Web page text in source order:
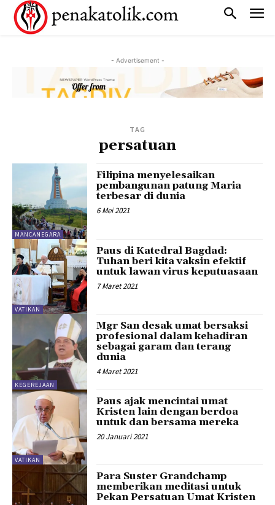
- Advertisement -
TAG
persatuan
MANCANEGARA
Filipina menyelesaikan
pembangunan patung Maria
terbesar di dunia
6 Mei 2021
VATIKAN
Paus di Katedral Bagdad:
Tuhan beri kita vaksin efektif
untuk lawan virus keputuasaan
7 Maret 2021
KEGEREJAAN
Mgr San desak umat bersaksi
profesional dalam kehadiran
sebagai garam dan terang
dunia
4 Maret 2021
VATIKAN
Paus ajak mencintai umat
Kristen lain dengan berdoa
untuk dan bersama mereka
20 Januari 2021
Para Suster Grandchamp
memberikan meditasi untuk
Pekan Persatuan Umat Kristen